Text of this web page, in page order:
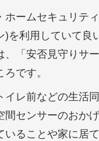
ホームセキュリテ
)を利用していて良
、「安否見守りサ
ろです。
イレ前などの生活
間センサーのおか
いることや家に居